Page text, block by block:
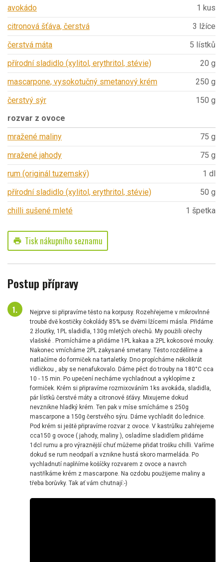
avokádo
1 kus
citronová šťáva, čerstvá
3 lžíce
čerstvá máta
5 lístků
přírodní sladidlo (xylitol, erythritol, stévie)
20 g
mascarpone, vysokotučný smetanový krém
250 g
čerstvý sýr
150 g
rozvar z ovoce
mražené maliny
75 g
mražené jahody
75 g
rum (originál tuzemský)
1 dl
přírodní sladidlo (xylitol, erythritol, stévie)
50 g
chilli sušené mleté
1 špetka
print Tisk nákupního seznamu
Postup přípravy
Nejprve si připravíme těsto na korpusy. Rozehřejeme v mikrovlnné
troubě dvě kostičky čokolády 85% se dvěmi lžícemi másla. Přidáme
2 žloutky, 1PL sladidla, 130g mletých ořechů. My použili ořechy
vlašské . Promícháme a přidáme 1PL kakaa a 2PL kokosové mouky.
Nakonec vmícháme 2PL zakysané smetany. Těsto rozdělíme a
natlačíme do formiček na tartaletky. Dno propícháme několikrát
vidličkou , aby se nenafukovalo. Dáme péct do trouby na 180°C cca
10 - 15 min. Po upečení necháme vychladnout a vyklopíme z
formiček. Krém si připravíme rozmixováním 1ks avokáda, sladidla,
pár lístků čerstvé máty a citronové šťávy. Mixujeme dokud
nevznikne hladký krém. Ten pak v míse smícháme s 250g
mascarpone a 150g čerstvého sýru. Dáme vychladit do lednice.
Pod krém si ještě připravíme rozvar z ovoce. V kastrůlku zahřejeme
cca150 g ovoce ( jahody, maliny ), osladíme sladidlem přidáme
1dcl rumu a pro výraznější chuť můžeme přidat trošku chilli. Vaříme
dokud se rum neodpaří a vznikne hustá skoro marmeláda. Po
vychladnutí naplňíme košíčky rozvarem z ovoce a navrch
nastříkáme krém z mascarpone. Na ozdobu použijeme maliny a
třeba borůvky. Tak ať vám chutnají:-)